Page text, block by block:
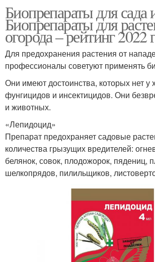
Биопрепараты для сада
Биопрепараты для
огорода – рейтинг 2022
Для предохранения растения от
профессионалы советуют применять
Они имеют достоинства, которых нет у
фунгицидов и инсектицидов. Они
и животных.
«Лепидоцид»
Препарат предохраняет садовые
количества грызущих вредителей:
белянок, совок, плодожорок, пядениц,
шелкопрядов, пилильщиков,